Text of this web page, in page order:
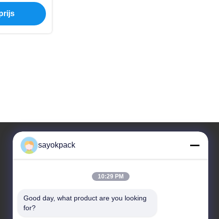
van de
5e verdieping, blok 4 No.3 Xiangtai South Road
Danzao Town, Nanhai District, Foshan, Guangdong,
sayokpack
10:29 PM
Good day, what product are you looking
for?